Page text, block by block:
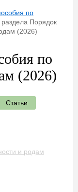
по
раздела Порядок
(2026)
по
(2026)
Статьи
и родам